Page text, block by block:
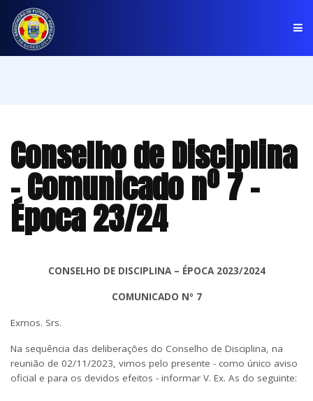
COMPETIÇÕES
NOTÍCIAS
COMUNICADOS
CLUBES
Conselho de Disciplina
- Comunicado nº 7 -
Época 23/24
CONSELHO DE DISCIPLINA – ÉPOCA 2023/2024
COMUNICADO Nº 7
Exmos. Srs.
Na sequência das deliberações do Conselho de Disciplina, na
reunião de 02/11/2023, vimos pelo presente - como único aviso
oficial e para os devidos efeitos - informar V. Ex. As do seguinte: